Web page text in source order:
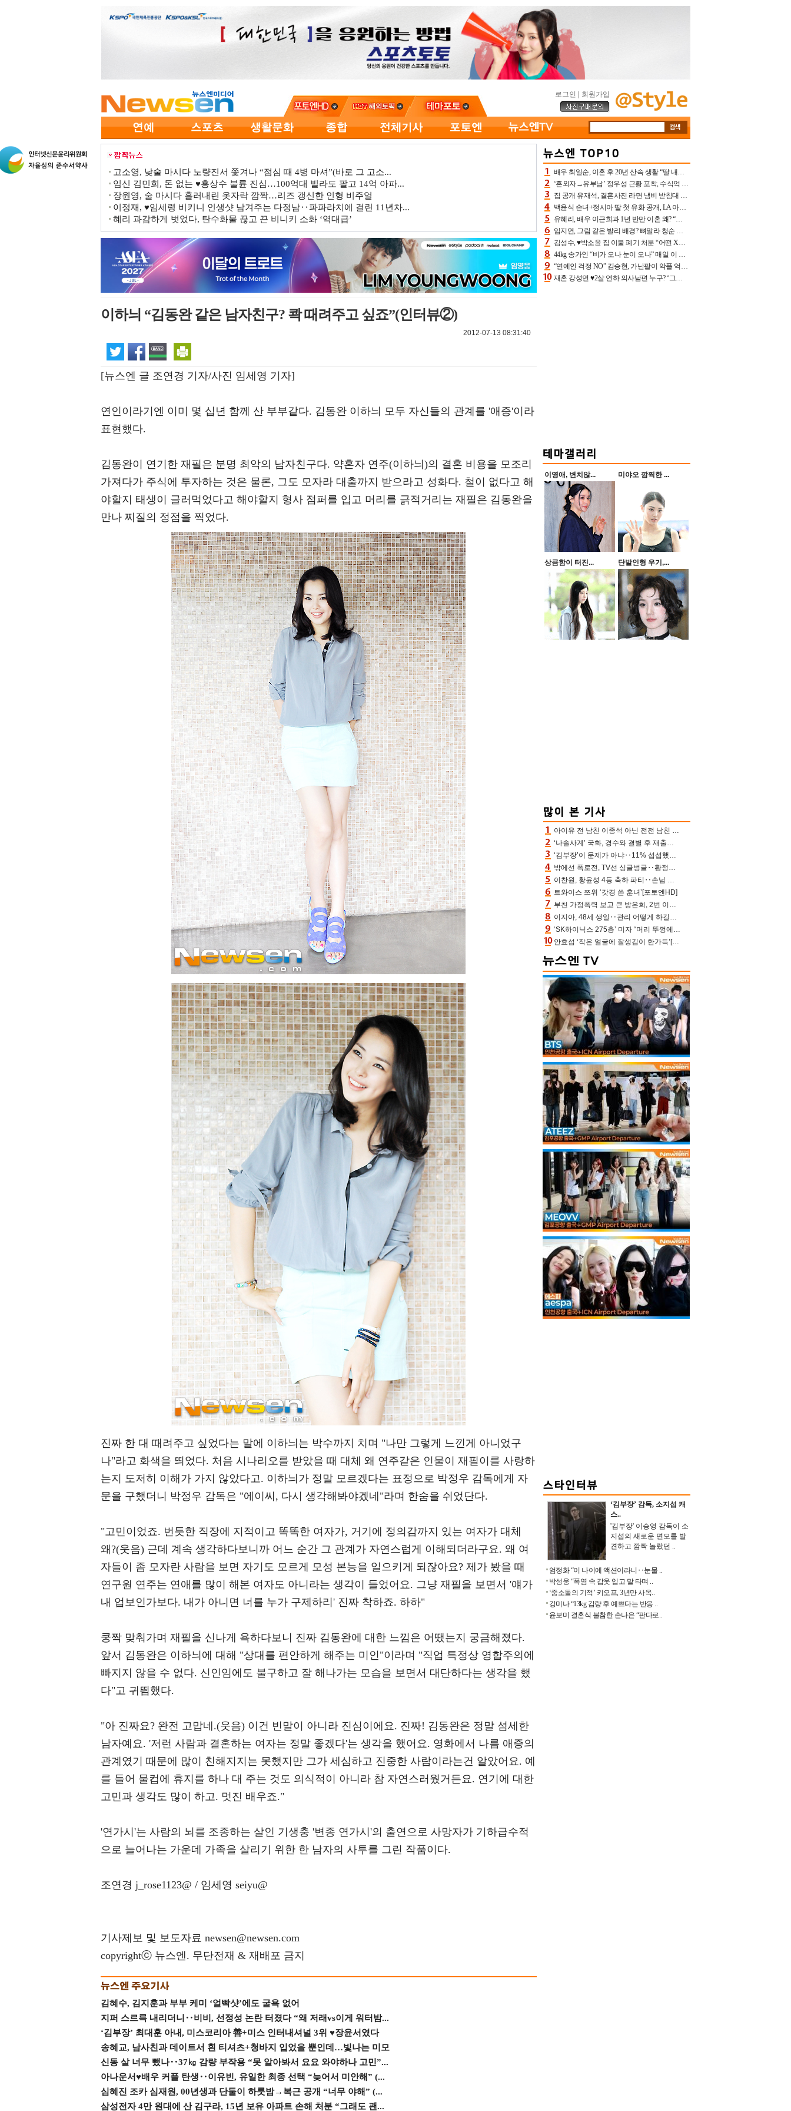
로그인 회원가입
고소영, 낮술 마시다 노량진서 쫓겨나 “점심 때 4병 마셔”(바로 그 고소...
임신 김민희, 돈 없는 ♥홍상수 불륜 진심…100억대 빌라도 팔고 14억 아파...
장원영, 술 마시다 흘러내린 옷자락 깜짝…리즈 갱신한 인형 비주얼
이정재, ♥임세령 비키니 인생샷 남겨주는 다정남‥파파라치에 걸린 11년차...
혜리 과감하게 벗었다, 탄수화물 끊고 끈 비니키 소화 ‘역대급’
이하늬 “김동완 같은 남자친구? 콱 때려주고 싶죠”(인터뷰②)
2012-07-13 08:31:40
[뉴스엔 글 조연경 기자/사진 임세영 기자]
연인이라기엔 이미 몇 십년 함께 산 부부같다. 김동완 이하늬 모두 자신들의 관계를 '애증'이라
표현했다.
김동완이 연기한 재필은 분명 최악의 남자친구다. 약혼자 연주(이하늬)의 결혼 비용을 모조리
가져다가 주식에 투자하는 것은 물론, 그도 모자라 대출까지 받으라고 성화다. 철이 없다고 해
야할지 태생이 글러먹었다고 해야할지 형사 점퍼를 입고 머리를 긁적거리는 재필은 김동완을
만나 찌질의 정점을 찍었다.
진짜 한 대 때려주고 싶었다는 말에 이하늬는 박수까지 치며 "나만 그렇게 느낀게 아니었구
나"라고 화색을 띄었다. 처음 시나리오를 받았을 때 대체 왜 연주같은 인물이 재필이를 사랑하
는지 도저히 이해가 가지 않았다고. 이하늬가 정말 모르겠다는 표정으로 박정우 감독에게 자
문을 구했더니 박정우 감독은 "에이씨, 다시 생각해봐야겠네"라며 한숨을 쉬었단다.
"고민이었죠. 번듯한 직장에 지적이고 똑똑한 여자가, 거기에 정의감까지 있는 여자가 대체
왜?(웃음) 근데 계속 생각하다보니까 어느 순간 그 관계가 자연스럽게 이해되더라구요. 왜 여
자들이 좀 모자란 사람을 보면 자기도 모르게 모성 본능을 일으키게 되잖아요? 제가 봤을 때
연구원 연주는 연애를 많이 해본 여자도 아니라는 생각이 들었어요. 그냥 재필을 보면서 '얘가
내 업보인가보다. 내가 아니면 너를 누가 구제하리' 진짜 착하죠. 하하"
쿵짝 맞춰가며 재필을 신나게 욕하다보니 진짜 김동완에 대한 느낌은 어땠는지 궁금해졌다.
앞서 김동완은 이하늬에 대해 "상대를 편안하게 해주는 미인"이라며 "직업 특정상 영합주의에
빠지지 않을 수 없다. 신인임에도 불구하고 잘 해나가는 모습을 보면서 대단하다는 생각을 했
다"고 귀띔했다.
"아 진짜요? 완전 고맙네.(웃음) 이건 빈말이 아니라 진심이에요. 진짜! 김동완은 정말 섬세한
남자예요. '저런 사람과 결혼하는 여자는 정말 좋겠다'는 생각을 했어요. 영화에서 나름 애증의
관계였기 때문에 많이 친해지지는 못했지만 그가 세심하고 진중한 사람이라는건 알았어요. 예
를 들어 물컵에 휴지를 하나 대 주는 것도 의식적이 아니라 참 자연스러웠거든요. 연기에 대한
고민과 생각도 많이 하고. 멋진 배우죠."
'연가시'는 사람의 뇌를 조종하는 살인 기생충 '변종 연가시'의 출연으로 사망자가 기하급수적
으로 늘어나는 가운데 가족을 살리기 위한 한 남자의 사투를 그린 작품이다.
조연경 j_rose1123@ / 임세영 seiyu@
기사제보 및 보도자료 newsen@newsen.com
copyrightⓒ 뉴스엔. 무단전재 & 재배포 금지
김혜수, 김지훈과 부부 케미 ‘얼빡샷’에도 굴욕 없어
지퍼 스르륵 내리더니‥비비, 선정성 논란 터졌다 “왜 저래vs이게 워터밤...
‘김부장’ 최대훈 아내, 미스코리아 善+미스 인터내셔널 3위 ♥장윤서였다
송혜교, 남사친과 데이트서 흰 티셔츠+청바지 입었을 뿐인데…빛나는 미모
신동 살 너무 뺐나‥37㎏ 감량 부작용 “못 알아봐서 요요 와야하나 고민”...
아나운서♥배우 커플 탄생‥이유빈, 유일한 최종 선택 “늦어서 미안해” (...
심혜진 조카 심재원, 00년생과 단둘이 하룻밤→복근 공개 “너무 야해” (...
삼성전자 4만 원대에 산 김구라, 15년 보유 아파트 손해 처분 “그래도 괜...
배우 최일순, 이혼 후 20년 산속 생활 “딸 내가 버렸다고 원망‥맘 아파”(특종)[어제TV]
‘혼외자→유부남’ 정우성 근황 포착, 수식억 해킹 피해 후배 만났다 “존경하는”
집 공개 유재석, 결혼사진 라면 냄비 받침대 되고 분노‥가족사진도 피해(놀뭐)[어제TV]
백윤식 손녀+정시아 딸 첫 유화 공개, LA 아트쇼→서울국제조각페스타 작가다운 수준급 실력
유혜리, 배우 이근희과 1년 반만 이혼 왜? “식칼 꽂고 의자 던져” 충격 폭로(특종)[어제TV]
임지연, 그림 같은 발리 배경? 뼈말라 청순 비키니 핏에 상대 안 되네
김성수, ♥박소윤 집 이불 폐기 처분 “어떤 X이랑 썼을지 몰라” 질투(신랑수업2)[어제TV]
44kg 송가인 “비가 오나 눈이 오나” 매일 이 운동, 허벅지 근육량 상승+체지방 감소
“연예인 걱정 NO” 김승현, 가난팔이 악플 억울할만‥아내+딸과 日 여행
재혼 강성연 ♥2살 연하 의사남편 누구? ‘그알’ 자문의에 훈남 비주얼 초엘리트 스펙 [종합]
이영애, 변치않... 미야오 깜찍한 ...
상큼함이 터진... 단발인형 우기,...
아이유 전 남친 이종석 아닌 전전 남친 장기하 소환 ‘별일 없이 산다’ 선곡…46장에 꾹 눌러 담은 근황
‘나솔사계’ 국화, 경수와 결별 후 재출연…첫인상 3표 몰표
‘김부장’이 문제가 아냐‥11% 섭섭했던 ‘재벌X형사2’ 돈·빽 총동원해 컴백 [TV보고서]
밖에선 폭로전, TV선 싱글벙글‥황정민 ‘틈만 나면’ 출연, 피로감은 시청자 몫
이찬원, 황윤성 4등 축하 파티‥손님 모으려 블랙핑크 지수와 친한 척(편스토랑)[어제TV]
트와이스 쯔위 ‘갓경 쓴 훈녀’[포토엔HD]
부친 가정폭력 보고 큰 방은희, 2번 이혼 후 잠수→母 고독사에 자책(특종세상)[어제TV]
이지아, 48세 생일‥관리 어떻게 하길래 놀라운 동안 미모
‘SK하이닉스 275층’ 미자 “머리 뚜껑에서 사, 주식만 안 해도 돈 버는 것”
안효섭 ‘작은 얼굴에 잘생김이 한가득’[포토엔HD]
‘김부장’ 감독, 소지섭 캐
스..
'김부장' 이승영 감독이 소
지섭의 새로운 면모를 발
견하고 깜짝 놀랐던 ..
엄정화 “이 나이에 액션이라니‥눈물 ..
박성웅 “폭염 속 갑옷 입고 말 타며 ..
‘중소돌의 기적’ 키오프, 3년만 사옥..
강미나 “13kg 감량 후 예쁘다는 반응 ..
윤보미 결혼식 불참한 손나은 “판다로..